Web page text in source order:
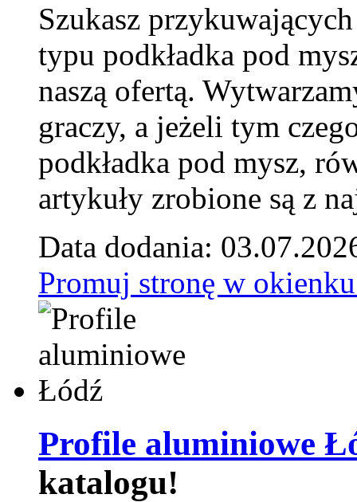
Szukasz
typu podkładka pod
naszą ofertą.
graczy, a jeżeli tym
podkładka pod mysz,
artykuły zrobione są z
Data dodania:
Promuj stronę w
Profile aluminiowe
katalogu!